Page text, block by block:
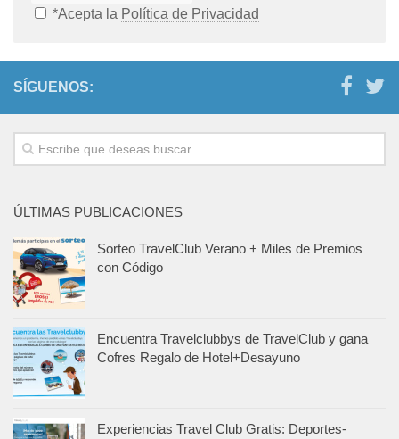
*Acepta la Política de Privacidad
SÍGUENOS:
ÚLTIMAS PUBLICACIONES
Sorteo TravelClub Verano + Miles de Premios
con Código
Encuentra Travelclubbys de TravelClub y gana
Cofres Regalo de Hotel+Desayuno
Experiencias Travel Club Gratis: Deportes-